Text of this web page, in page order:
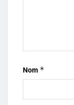
Nom *